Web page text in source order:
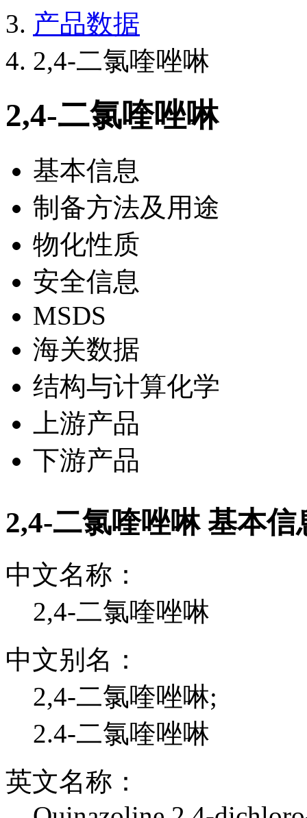
产品数据
2,4-二氯喹唑啉
2,4-二氯喹唑啉
基本信息
制备方法及用途
物化性质
安全信息
MSDS
海关数据
结构与计算化学
上游产品
下游产品
2,4-二氯喹唑啉 基本信
中文名称：
2,4-二氯喹唑啉
中文别名：
2,4-二氯喹唑啉;
2.4-二氯喹唑啉
英文名称：